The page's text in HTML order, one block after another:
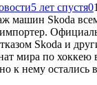
5 лет спустя0
машин Skoda
Skoda и
мира по хоккею
к нему остались